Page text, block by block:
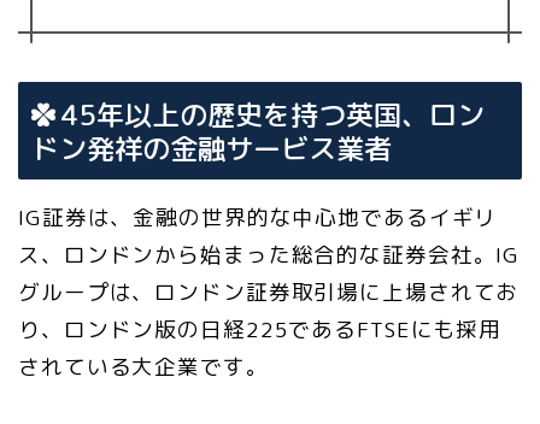
45年以上の歴史を持つ英国、ロン
ドン発祥の金融サービス業者
IG証券は、金融の世界的な中心地であるイギリ
ス、ロンドンから始まった総合的な証券会社。IG
グループは、ロンドン証券取引場に上場されてお
り、ロンドン版の日経225であるFTSEにも採用
されている大企業です。